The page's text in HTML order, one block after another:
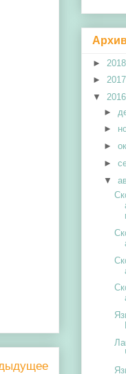
► 2018
► 2017
▼ 2016
►
►
►
►
▼